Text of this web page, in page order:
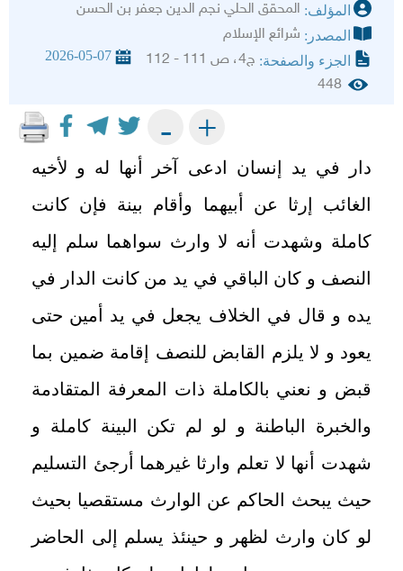
المؤلف: المحقق الحلي نجم الدين جعفر بن الحسن
المصدر: شرائع الإسلام
الجزء والصفحة: ج4، ص 111 - 112 2026-05-07
448
+
-
دار في يد إنسان ادعى آخر أنها له و لأخيه
الغائب إرثا عن أبيهما وأقام بينة فإن كانت
كاملة وشهدت أنه لا وارث سواهما سلم إليه
النصف و كان الباقي في يد من كانت الدار في
يده و قال في الخلاف يجعل في يد أمين حتى
يعود و لا يلزم القابض للنصف إقامة ضمين بما
قبض و نعني بالكاملة ذات المعرفة المتقادمة
والخبرة الباطنة و لو لم تكن البينة كاملة و
شهدت أنها لا تعلم وارثا غيرهما أرجئ التسليم
حيث يبحث الحاكم عن الوارث مستقصيا بحيث
لو كان وارث لظهر و حينئذ يسلم إلى الحاضر